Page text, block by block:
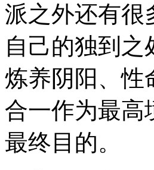
派之外还有很
自己的独到
炼养阴阳、性
合一作为最高
最终目的。